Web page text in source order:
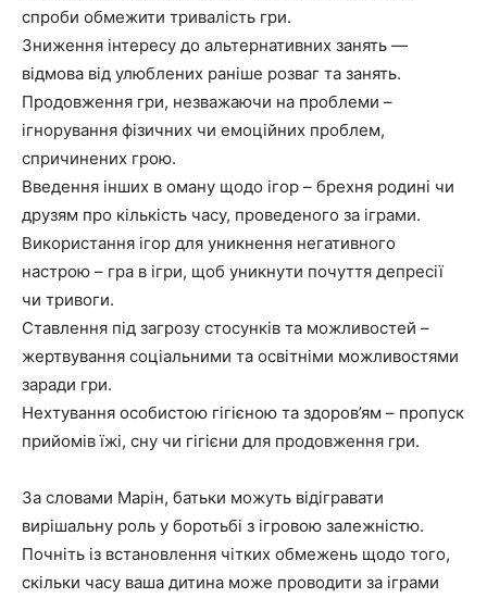
спроби обмежити тривалість гри.
Зниження інтересу до альтернативних занять —
відмова від улюблених раніше розваг та занять.
Продовження гри, незважаючи на проблеми –
ігнорування фізичних чи емоційних проблем,
спричинених грою.
Введення інших в оману щодо ігор – брехня родині чи
друзям про кількість часу, проведеного за іграми.
Використання ігор для уникнення негативного
настрою – гра в ігри, щоб уникнути почуття депресії
чи тривоги.
Ставлення під загрозу стосунків та можливостей –
жертвування соціальними та освітніми можливостями
заради гри.
Нехтування особистою гігієною та здоров’ям – пропуск
прийомів їжі, сну чи гігієни для продовження гри.
За словами Марін, батьки можуть відігравати
вирішальну роль у боротьбі з ігровою залежністю.
Почніть із встановлення чітких обмежень щодо того,
скільки часу ваша дитина може проводити за іграми